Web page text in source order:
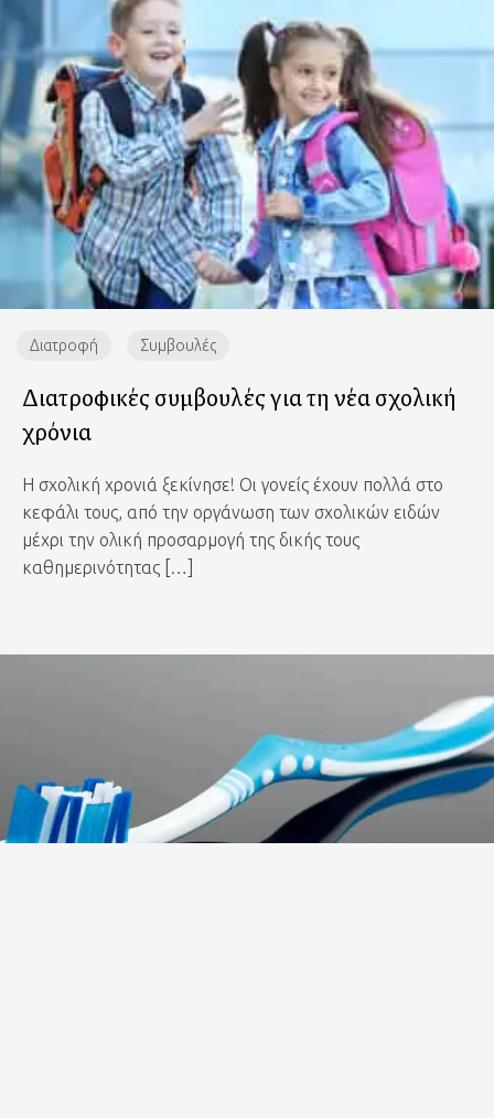
Διατροφή Συμβουλές
Διατροφικές συμβουλές για τη νέα σχολική
χρόνια
Η σχολική χρονιά ξεκίνησε! Οι γονείς έχουν πολλά στο
κεφάλι τους, από την οργάνωση των σχολικών ειδών
μέχρι την ολική προσαρμογή της δικής τους
καθημερινότητας […]